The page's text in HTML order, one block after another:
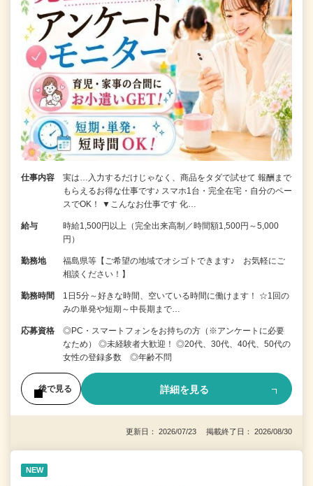
仕事内容
実は…入力するだけじゃなく、商品をタダで試せて 報酬まで
もらえるお得な仕事です♪ スマホ1台・完全在宅・自分のペー
スでOK！ ▼こんなお仕事です 化…
給与
時給1,500円以上（完全出来高制／時間額1,500円～5,000
円）
勤務地
福島県等【ご希望の地域でオシゴトできます♪ お気軽にご
相談ください！】
勤務時間
1日5分～好きな時間、空いている時間に働けます！ ☆1回の
みの単発や短期～中長期まで…
応募資格
◎PC・スマートフォンをお持ちの方（※アンケートに必要
なため） ◎未経験者大歓迎！ ◎20代、30代、40代、50代の
女性の登録多数 ◎年齢不問
後で見る 詳細を見る
更新日： 2026/07/23 掲載終了日： 2026/08/30
NEW